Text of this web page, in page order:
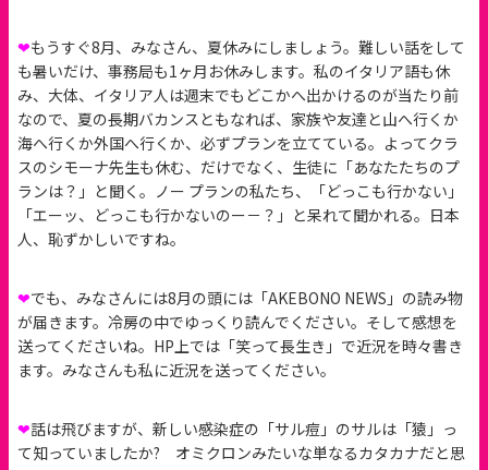
❤もうすぐ8月、みなさん、夏休みにしましょう。難しい話をして
も暑いだけ、事務局も1ヶ月お休みします。私のイタリア語も休
み、大体、イタリア人は週末でもどこかへ出かけるのが当たり前
なので、夏の長期バカンスともなれば、家族や友達と山へ行くか
海へ行くか外国へ行くか、必ずプランを立てている。よってクラ
スのシモーナ先生も休む、だけでなく、生徒に「あなたたちのプ
ランは？」と聞く。ノー プランの私たち、「どっこも行かない」
「エーッ、どっこも行かないのー－？」と呆れて聞かれる。日本
人、恥ずかしいですね。
❤でも、みなさんには8月の頭には「AKEBONO NEWS」の読み物
が届きます。冷房の中でゆっくり読んでください。そして感想を
送ってくださいね。HP上では「笑って長生き」で近況を時々書き
ます。みなさんも私に近況を送ってください。
❤話は飛びますが、新しい感染症の「サル痘」のサルは「猿」っ
て知っていましたか? オミクロンみたいな単なるカタカナだと思